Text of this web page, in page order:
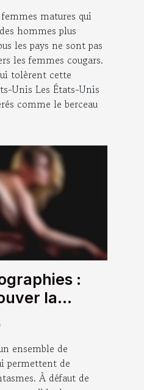
matures qui
hommes plus
les pays ne sont pas
les femmes cougars.
tolèrent cette
Unis Les États-Unis
comme le berceau
:
la
?
ensemble de
permettent de
À défaut de